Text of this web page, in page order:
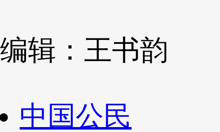
编辑：王书韵
中国公民